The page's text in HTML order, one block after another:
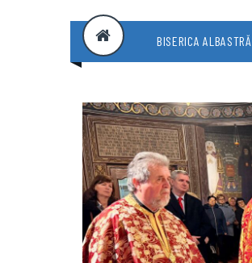
BISERICA ALBASTRĂ